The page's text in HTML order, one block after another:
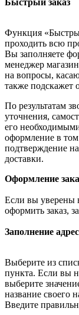
Быстрый заказ
Функция
проходить всю
Вы заполняете
менеджер
на вопросы,
также подскажет
По результатам
уточнения,
его
оформление в том
подтверждение
доставки.
Оформление
Если вы уверены
оформить заказ,
Заполнение
Выберите из
пункта. Если вы
выберите
название своего
Введите